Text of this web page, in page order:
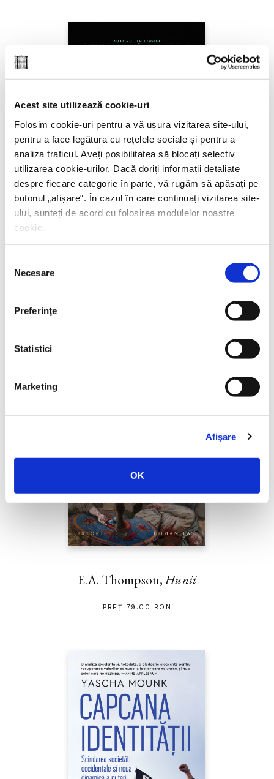
Acest site utilizează cookie-uri
Folosim cookie-uri pentru a vă ușura vizitarea site-ului,
pentru a face legătura cu rețelele sociale și pentru a
analiza traficul. Aveți posibilitatea să blocați selectiv
utilizarea cookie-urilor. Dacă doriți informații detaliate
despre fiecare categorie în parte, vă rugăm să apăsați pe
butonul „ afișare“. În cazul în care continuați vizitarea site-
ului, sunteți de acord cu folosirea modulelor noastre
cookie.
consimțământului
Necesare
Preferinţe
Statistici
Marketing
Afişare
OK
Lumea noastră orwelliană
E.A. Thompson,Hunii
PREȚ 79.00 RON